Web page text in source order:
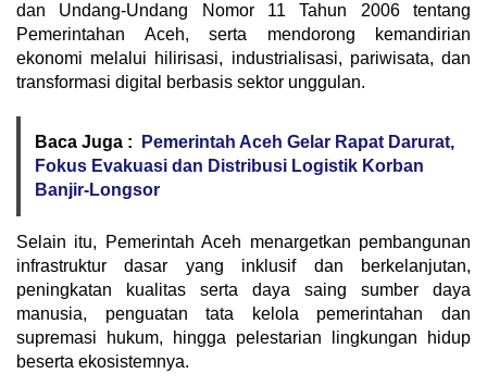
dan Undang-Undang Nomor 11 Tahun 2006 tentang
Pemerintahan Aceh, serta mendorong kemandirian
ekonomi melalui hilirisasi, industrialisasi, pariwisata, dan
transformasi digital berbasis sektor unggulan.
Baca Juga :
Pemerintah Aceh Gelar Rapat Darurat,
Fokus Evakuasi dan Distribusi Logistik Korban
Banjir-Longsor
Selain itu, Pemerintah Aceh menargetkan pembangunan
infrastruktur dasar yang inklusif dan berkelanjutan,
peningkatan kualitas serta daya saing sumber daya
manusia, penguatan tata kelola pemerintahan dan
supremasi hukum, hingga pelestarian lingkungan hidup
beserta ekosistemnya.